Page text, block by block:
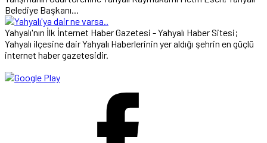
Belediye Başkanı...
Yahyalı'nın İlk İnternet Haber Gazetesi - Yahyalı Haber Sitesi;
Yahyalı ilçesine dair Yahyalı Haberlerinin yer aldığı şehrin en güçlü
internet haber gazetesidir.